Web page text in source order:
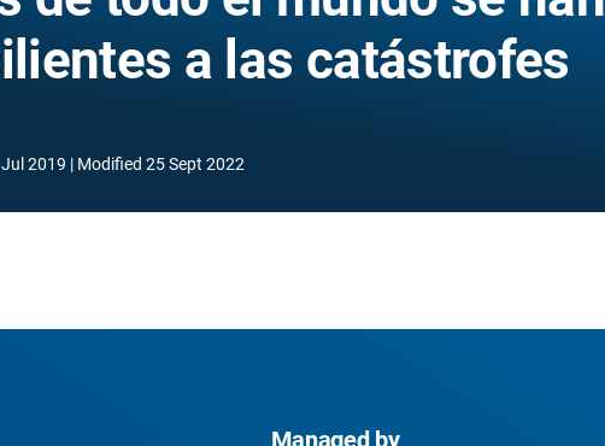
a las catástrofes
2019 Modified 25 Sept 2022
Managed by